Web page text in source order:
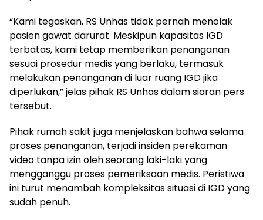
“Kami tegaskan, RS Unhas tidak pernah menolak
pasien gawat darurat. Meskipun kapasitas IGD
terbatas, kami tetap memberikan penanganan
sesuai prosedur medis yang berlaku, termasuk
melakukan penanganan di luar ruang IGD jika
diperlukan,” jelas pihak RS Unhas dalam siaran pers
tersebut.
Pihak rumah sakit juga menjelaskan bahwa selama
proses penanganan, terjadi insiden perekaman
video tanpa izin oleh seorang laki-laki yang
mengganggu proses pemeriksaan medis. Peristiwa
ini turut menambah kompleksitas situasi di IGD yang
sudah penuh.